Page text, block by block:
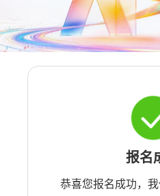
报名
恭喜您报名成功，我